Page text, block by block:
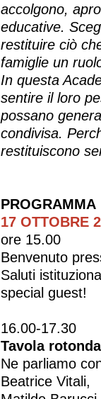
accolgono,
educative.
restituire ciò
famiglie un
In questa
sentire il loro
possano
condivisa.
restituiscono
PROGRAMMA
17 OTTOBRE
ore 15.00
Benvenuto
Saluti
special guest!
16.00-17.30
Tavola
Ne parliamo
Beatrice Vitali,